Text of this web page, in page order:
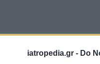
iatropedia.gr - Do